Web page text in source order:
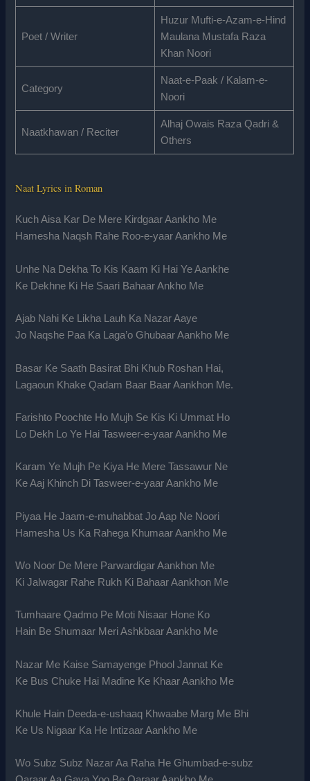
Poet / Writer
Huzur Mufti-e-Azam-e-Hind
Maulana Mustafa Raza
Khan Noori
Category
Naat-e-Paak / Kalam-e-
Noori
Naatkhawan / Reciter
Alhaj Owais Raza Qadri &
Others
Naat Lyrics in Roman
Kuch Aisa Kar De Mere Kirdgaar Aankho Me
Hamesha Naqsh Rahe Roo-e-yaar Aankho Me
Unhe Na Dekha To Kis Kaam Ki Hai Ye Aankhe
Ke Dekhne Ki He Saari Bahaar Ankho Me
Ajab Nahi Ke Likha Lauh Ka Nazar Aaye
Jo Naqshe Paa Ka Laga’o Ghubaar Aankho Me
Basar Ke Saath Basirat Bhi Khub Roshan Hai,
Lagaoun Khake Qadam Baar Baar Aankhon Me.
Farishto Poochte Ho Mujh Se Kis Ki Ummat Ho
Lo Dekh Lo Ye Hai Tasweer-e-yaar Aankho Me
Karam Ye Mujh Pe Kiya He Mere Tassawur Ne
Ke Aaj Khinch Di Tasweer-e-yaar Aankho Me
Piyaa He Jaam-e-muhabbat Jo Aap Ne Noori
Hamesha Us Ka Rahega Khumaar Aankho Me
Wo Noor De Mere Parwardigar Aankhon Me
Ki Jalwagar Rahe Rukh Ki Bahaar Aankhon Me
Tumhaare Qadmo Pe Moti Nisaar Hone Ko
Hain Be Shumaar Meri Ashkbaar Aankho Me
Nazar Me Kaise Samayenge Phool Jannat Ke
Ke Bus Chuke Hai Madine Ke Khaar Aankho Me
Khule Hain Deeda-e-ushaaq Khwaabe Marg Me Bhi
Ke Us Nigaar Ka He Intizaar Aankho Me
Wo Subz Subz Nazar Aa Raha He Ghumbad-e-subz